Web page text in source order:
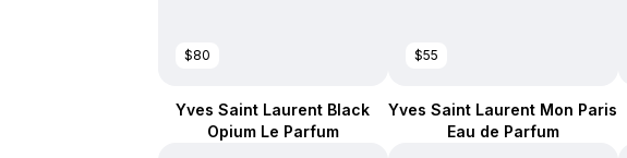
$80
Yves Saint Laurent Black
Opium Le Parfum
$55
Yves Saint Laurent Mon Paris
Eau de Parfum